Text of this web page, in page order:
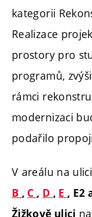
kategorii
Realizace
prostory pro
programů,
rámci
modernizaci
podařilo
V areálu na
B , C , D , E , E2
Žižkově ulici